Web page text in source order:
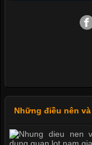
Những điều nên